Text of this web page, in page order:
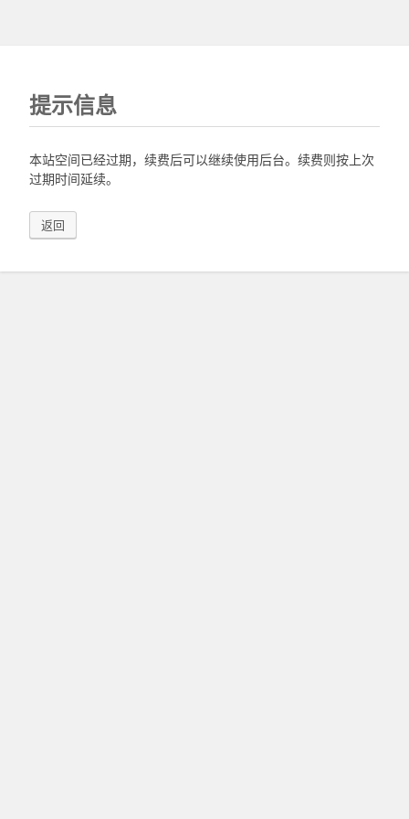
提示信息
本站空间已经过期，续费后可以继续使用后台。续费则按上次
过期时间延续。
返回